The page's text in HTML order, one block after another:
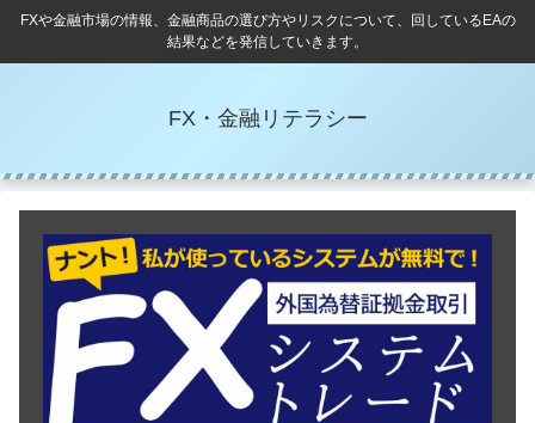
FXや金融市場の情報、金融商品の選び方やリスクについて、回しているEAの
結果などを発信していきます。
FX・金融リテラシー